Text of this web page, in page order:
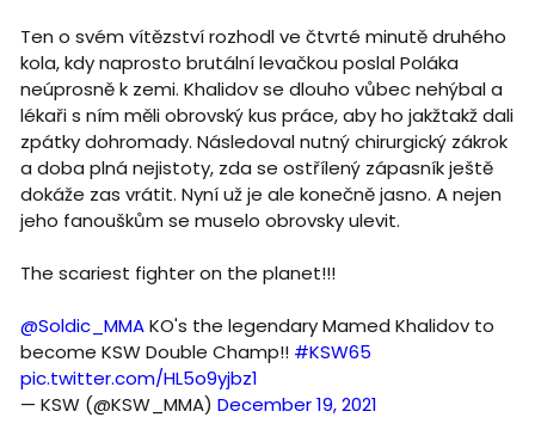
Ten o svém vítězství rozhodl ve čtvrté minutě druhého
kola, kdy naprosto brutální levačkou poslal Poláka
neúprosně k zemi. Khalidov se dlouho vůbec nehýbal a
lékaři s ním měli obrovský kus práce, aby ho jakžtakž dali
zpátky dohromady. Následoval nutný chirurgický zákrok
a doba plná nejistoty, zda se ostřílený zápasník ještě
dokáže zas vrátit. Nyní už je ale konečně jasno. A nejen
jeho fanouškům se muselo obrovsky ulevit.
The scariest fighter on the planet!!!
@Soldic_MMAKO's the legendary Mamed Khalidov to
become KSW Double Champ!! #KSW65
pic.twitter.com/HL5o9yjbz1
— KSW (@KSW_MMA) December 19, 2021